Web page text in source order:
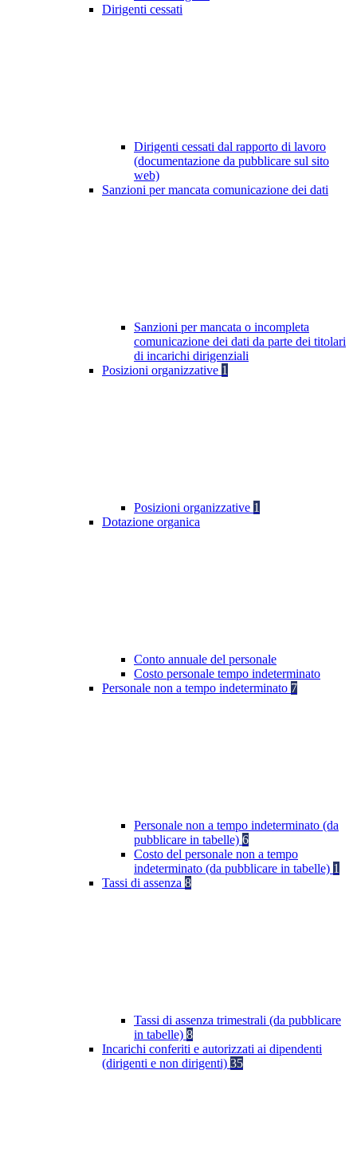
Dirigenti cessati
Dirigenti cessati dal rapporto di lavoro
(documentazione da pubblicare sul sito
web)
Sanzioni per mancata comunicazione dei dati
Sanzioni per mancata o incompleta
comunicazione dei dati da parte dei titolari
di incarichi dirigenziali
Posizioni organizzative 1
Posizioni organizzative 1
Dotazione organica
Conto annuale del personale
Costo personale tempo indeterminato
Personale non a tempo indeterminato 7
Personale non a tempo indeterminato (da
pubblicare in tabelle) 6
Costo del personale non a tempo
indeterminato (da pubblicare in tabelle) 1
Tassi di assenza 8
Tassi di assenza trimestrali (da pubblicare
in tabelle) 8
Incarichi conferiti e autorizzati ai dipendenti
(dirigenti e non dirigenti) 35